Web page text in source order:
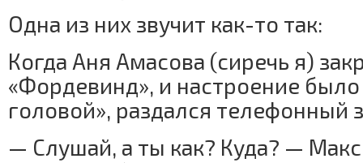
Одна из них звучит как-то так:
Когда Аня Амасова (сиречь я)
«Фордевинд», и настроение
головой», раздался телефонный
— Слушай, а ты как? Куда? —